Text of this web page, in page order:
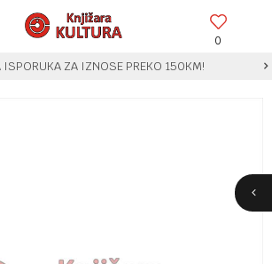
0
ISPORUKA ZA IZNOSE PREKO 150KM!